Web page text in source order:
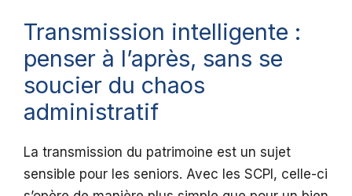
Transmission intelligente :
penser à l’après, sans se
soucier du chaos
administratif
La transmission du patrimoine est un sujet
sensible pour les seniors. Avec les SCPI, celle-ci